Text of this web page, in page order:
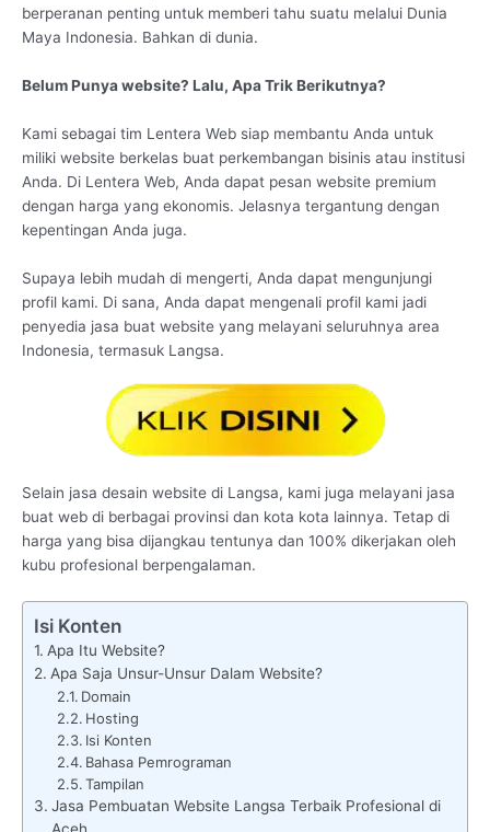
berperanan penting untuk memberi tahu suatu melalui Dunia
Maya Indonesia. Bahkan di dunia.
Belum Punya website? Lalu, Apa Trik Berikutnya?
Kami sebagai tim Lentera Web siap membantu Anda untuk
miliki website berkelas buat perkembangan bisinis atau institusi
Anda. Di Lentera Web, Anda dapat pesan website premium
dengan harga yang ekonomis. Jelasnya tergantung dengan
kepentingan Anda juga.
Supaya lebih mudah di mengerti, Anda dapat mengunjungi
profil kami. Di sana, Anda dapat mengenali profil kami jadi
penyedia jasa buat website yang melayani seluruhnya area
Indonesia, termasuk Langsa.
Selain jasa desain website di Langsa, kami juga melayani jasa
buat web di berbagai provinsi dan kota kota lainnya. Tetap di
harga yang bisa dijangkau tentunya dan 100% dikerjakan oleh
kubu profesional berpengalaman.
Isi Konten
Apa Itu Website?
Apa Saja Unsur-Unsur Dalam Website?
Domain
Hosting
Isi Konten
Bahasa Pemrograman
Tampilan
Jasa Pembuatan Website Langsa Terbaik Profesional di